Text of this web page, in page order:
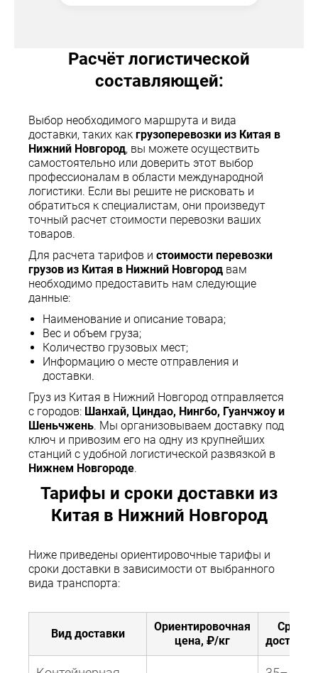
Расчёт логистической
составляющей:
Выбор необходимого маршрута и вида
доставки, таких как грузоперевозки из Китая в
Нижний Новгород, вы можете осуществить
самостоятельно или доверить этот выбор
профессионалам в области международной
логистики. Если вы решите не рисковать и
обратиться к специалистам, они произведут
точный расчет стоимости перевозки ваших
товаров.
Для расчета тарифов и стоимости перевозки
грузов из Китая в Нижний Новгород вам
необходимо предоставить нам следующие
данные:
Наименование и описание товара;
Вес и объем груза;
Количество грузовых мест;
Информацию о месте отправления и
доставки.
Груз из Китая в Нижний Новгород отправляется
с городов: Шанхай, Циндао, Нингбо, Гуанчжоу и
Шеньчжень. Мы организовываем доставку под
ключ и привозим его на одну из крупнейших
станций с удобной логистической развязкой в
Нижнем Новгороде.
Тарифы и сроки доставки из
Китая в Нижний Новгород
Ниже приведены ориентировочные тарифы и
сроки доставки в зависимости от выбранного
вида транспорта:
Вид доставки
Ориентировочная
цена, ₽/кг
Срок
доставки